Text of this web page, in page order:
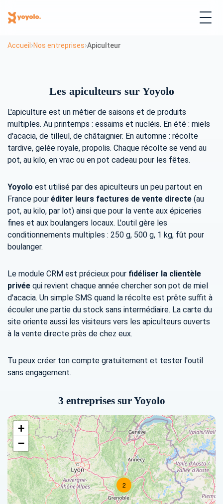
Accueil ›Nos entreprises›Apiculteur
Les apiculteurs sur Yoyolo
L'apiculture est un métier de saisons et de produits
multiples. Au printemps : essaims et nucléis. En été : miels
d'acacia, de tilleul, de châtaignier. En automne : récolte
tardive, gelée royale, propolis. Chaque récolte se vend au
pot, au kilo, en vrac ou en pot cadeau pour les fêtes.
Yoyolo est utilisé par des apiculteurs un peu partout en
France pour éditer leurs factures de vente directe (au
pot, au kilo, par lot) ainsi que pour la vente aux épiceries
fines et aux boulangers locaux. L'outil gère les
conditionnements multiples : 250 g, 500 g, 1 kg, fût pour
boulanger.
Le module CRM est précieux pour fidéliser la clientèle
privée qui revient chaque année chercher son pot de miel
d'acacia. Un simple SMS quand la récolte est prête suffit à
écouler une partie du stock sans intermédiaire. La carte du
site oriente aussi les visiteurs vers les apiculteurs ouverts
à la vente directe près de chez eux.
Tu peux créer ton compte gratuitement et tester l'outil
sans engagement.
3 entreprises sur Yoyolo
2
+
−